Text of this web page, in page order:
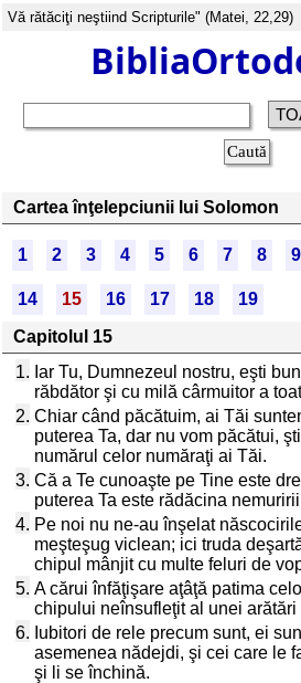
Vă rătăciţi neştiind Scripturile" (Matei, 22,29)
Cartea înţelepciunii lui Solomon
1 2 3 4 5 6 7 8 9
14 15 16 17 18
19
Capitolul 15
1. Iar Tu, Dumnezeul nostru, eşti
răbdător şi cu milă cârmuitor a
2. Chiar când păcătuim, ai Tăi
puterea Ta, dar nu vom păcătui,
numărul celor număraţi ai Tăi.
3. Că a Te cunoaşte pe Tine este
puterea Ta este rădăcina
4. Pe noi nu ne-au înşelat
meşteşug viclean; ici truda
chipul mânjit cu multe feluri de
5. A cărui înfăţişare aţâţă patima
chipului neînsufleţit al unei arătări
6. Iubitori de rele precum sunt, ei
asemenea nădejdi, şi cei care le
şi li se închină.